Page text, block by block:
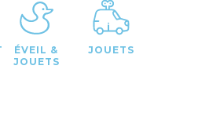
ÉVEIL &
JOUETS
JOUETS